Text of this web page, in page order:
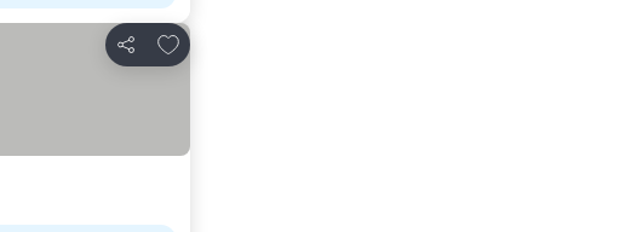
Udostępnij
Dodaj do ulubionych